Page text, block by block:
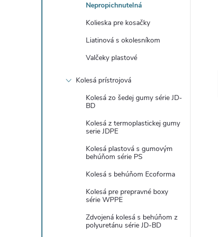
Nepropichnutelná
Kolieska pre kosačky
Liatinová s okolesníkom
Valčeky plastové
Kolesá prístrojová
Kolesá zo šedej gumy série JD-
BD
Kolesá z termoplastickej gumy
serie JDPE
Kolesá plastová s gumovým
behúňom série PS
Kolesá s behúňom Ecoforma
Kolesá pre prepravné boxy
série WPPE
Zdvojená kolesá s behúňom z
polyuretánu série JD-BD